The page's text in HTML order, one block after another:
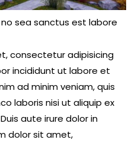
sea sanctus est labore
consectetur adipisicing
incididunt ut labore et
ad minim veniam, quis
laboris nisi ut aliquip ex
aute irure dolor in
dolor sit amet,